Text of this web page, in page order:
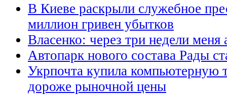
В Киеве раскрыли служебное
миллион гривен убытков
Власенко: через три недели меня
Автопарк нового состава Рады
Укрпочта купила компьютерную
дороже рыночной цены